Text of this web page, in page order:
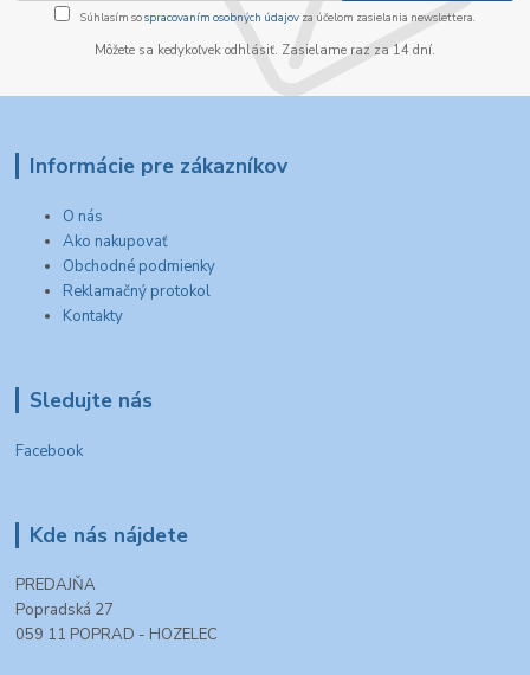
Súhlasím sospracovaním osobných údajov za účelom zasielania newslettera.
Môžete sa kedykoľvek odhlásiť. Zasielame raz za 14 dní.
Informácie pre zákazníkov
O nás
Ako nakupovať
Obchodné podmienky
Reklamačný protokol
Kontakty
Sledujte nás
Facebook
Kde nás nájdete
PREDAJŇA
Popradská 27
059 11 POPRAD - HOZELEC